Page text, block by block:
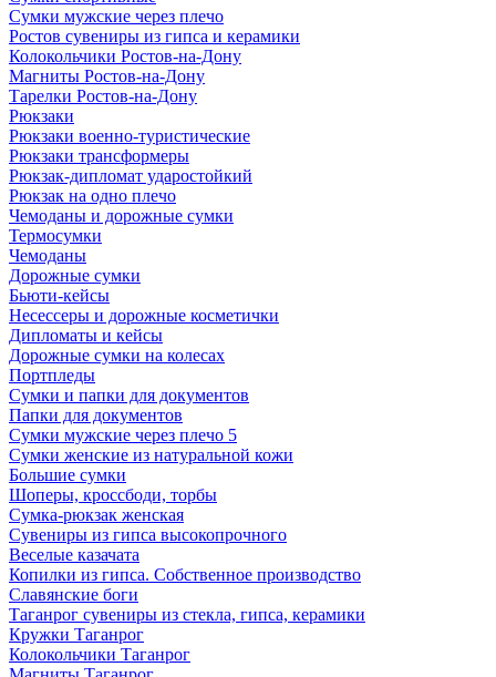
Сумки мужские через плечо
Ростов сувениры из гипса и керамики
Колокольчики Ростов-на-Дону
Магниты Ростов-на-Дону
Тарелки Ростов-на-Дону
Рюкзаки
Рюкзаки военно-туристические
Рюкзаки трансформеры
Рюкзак-дипломат ударостойкий
Рюкзак на одно плечо
Чемоданы и дорожные сумки
Термосумки
Чемоданы
Дорожные сумки
Бьюти-кейсы
Несессеры и дорожные косметички
Дипломаты и кейсы
Дорожные сумки на колесах
Портпледы
Сумки и папки для документов
Папки для документов
Сумки мужские через плечо 5
Сумки женские из натуральной кожи
Большие сумки
Шоперы, кроссбоди, торбы
Сумка-рюкзак женская
Сувениры из гипса высокопрочного
Веселые казачата
Копилки из гипса. Собственное производство
Славянские боги
Таганрог сувениры из стекла, гипса, керамики
Кружки Таганрог
Колокольчики Таганрог